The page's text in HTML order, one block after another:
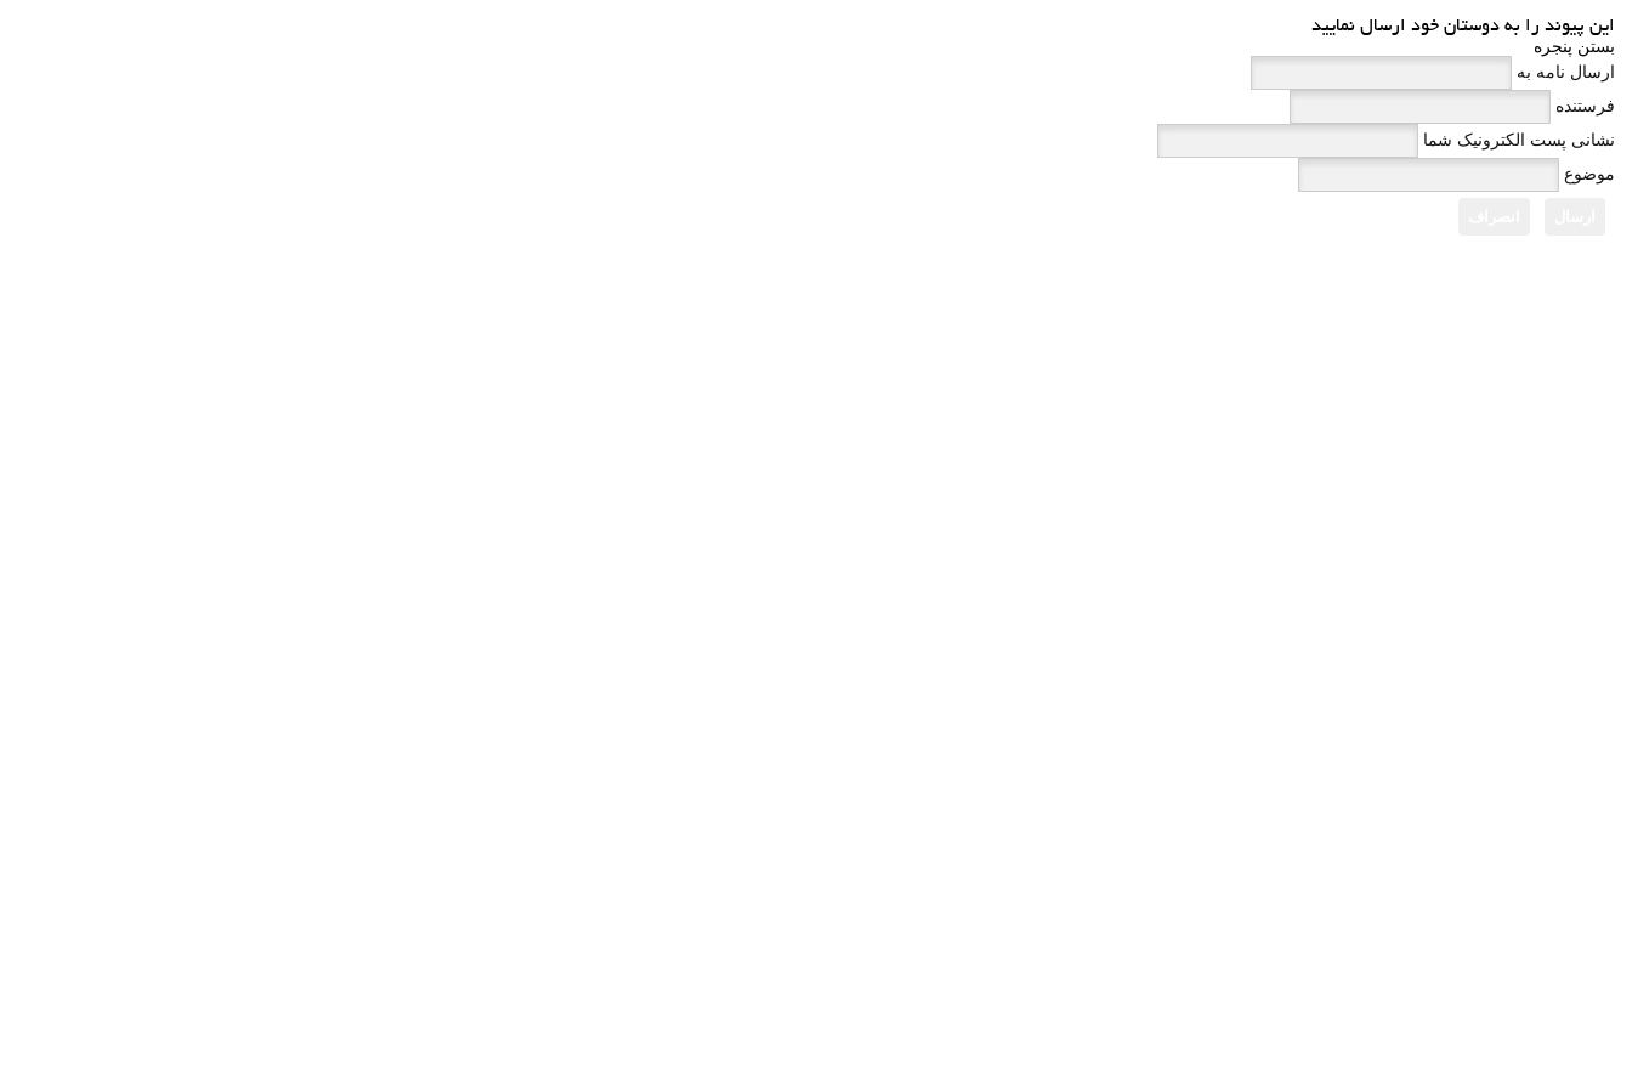
این پیوند را به دوستان خود ارسال نمایید
بستن پنجره
ارسال نامه به
فرستنده
نشانی پست الکترونیک شما
موضوع